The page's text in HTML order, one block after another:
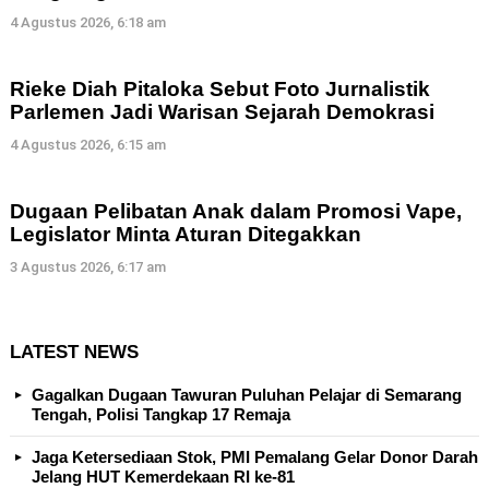
4 Agustus 2026, 6:18 am
Rieke Diah Pitaloka Sebut Foto Jurnalistik
Parlemen Jadi Warisan Sejarah Demokrasi
4 Agustus 2026, 6:15 am
Dugaan Pelibatan Anak dalam Promosi Vape,
Legislator Minta Aturan Ditegakkan
3 Agustus 2026, 6:17 am
LATEST NEWS
Gagalkan Dugaan Tawuran Puluhan Pelajar di Semarang
Tengah, Polisi Tangkap 17 Remaja
Jaga Ketersediaan Stok, PMI Pemalang Gelar Donor Darah
Jelang HUT Kemerdekaan RI ke-81